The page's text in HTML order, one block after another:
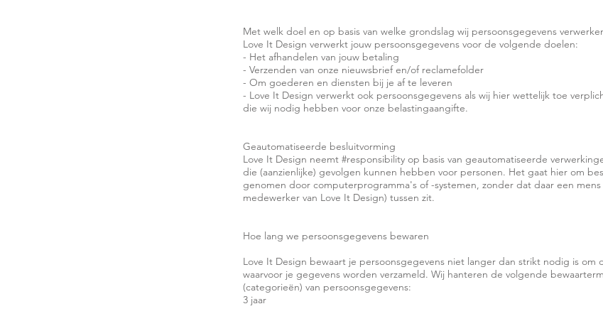
Met welk doel en op basis van welke grondslag wij persoonsgegevens
Love It Design verwerkt jouw persoonsgegevens voor de volgende doelen:
- Het afhandelen van jouw betaling
- Verzenden van onze nieuwsbrief en/of reclamefolder
- Om goederen en diensten bij je af te leveren
- Love It Design verwerkt ook persoonsgegevens als wij hier wettelijk toe
die wij nodig hebben voor onze belastingaangifte.
Geautomatiseerde besluitvorming
Love It Design neemt #responsibility op basis van geautomatiseerde
die (aanzienlijke) gevolgen kunnen hebben voor personen. Het gaat hier om
genomen door computerprogramma's of -systemen, zonder dat daar een
medewerker van Love It Design) tussen zit.
Hoe lang we persoonsgegevens bewaren
Love It Design bewaart je persoonsgegevens niet langer dan strikt nodig is om
waarvoor je gegevens worden verzameld. Wij hanteren de volgende
(categorieën) van persoonsgegevens:
3 jaar